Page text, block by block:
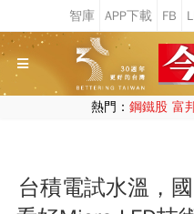
熱門： 鋼鐵股 富
台積電試水溫，